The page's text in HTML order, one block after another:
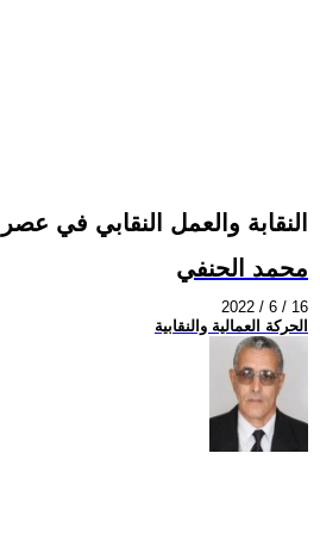
النقابة والعمل النقابي في
محمد الحنفي
2022 / 6 / 16
الحركة العمالية والنقابية